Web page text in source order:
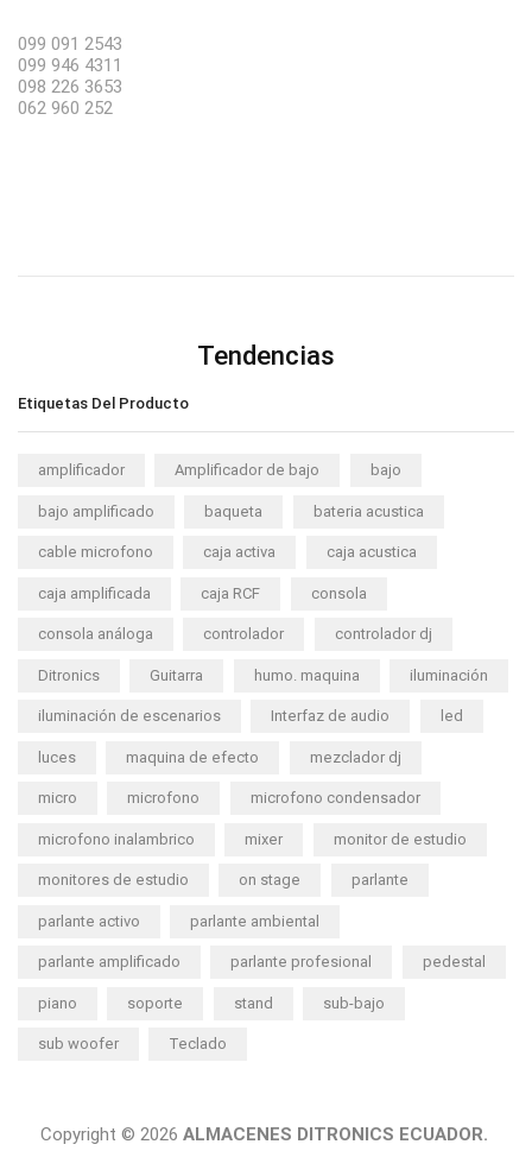
099 091 2543
099 946 4311
098 226 3653
062 960 252
Tendencias
Etiquetas Del Producto
amplificador Amplificador de bajo bajo
bajo amplificado baqueta bateria acustica
cable microfono caja activa caja acustica
caja amplificada caja RCF consola
consola análoga controlador controlador dj
Ditronics Guitarra humo. maquina iluminación
iluminación de escenarios Interfaz de audio led
luces maquina de efecto mezclador dj
micro microfono microfono condensador
microfono inalambrico mixer monitor de estudio
monitores de estudio on stage parlante
parlante activo parlante ambiental
parlante amplificado parlante profesional pedestal
piano soporte stand sub-bajo
sub woofer Teclado
Copyright © 2026 ALMACENES DITRONICS ECUADOR.